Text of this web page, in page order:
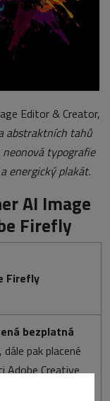
Editor & Creator,
abstraktních tahů
typografie
energický plakát.
AI Image
Firefly
Firefly
bezplatná
, dále pak placené
Adobe Creative